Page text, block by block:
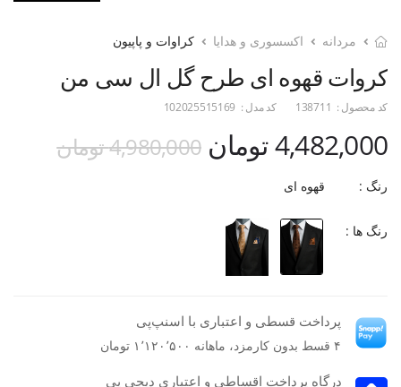
مردانه اکسسوری و هدایا کراوات و پاپیون
کروات قهوه ای طرح گل ال سی من
کد محصول : 138711 کد مدل : 102025515169
4,482,000 تومان 4,980,000 تومان
رنگ : قهوه ای
رنگ ها :
پرداخت قسطی و اعتباری با اسنپ‌پی
۴ قسط بدون کارمزد، ماهانه ۱٬۱۲۰٬۵۰۰ تومان
درگاه پرداخت اقساطی و اعتباری دیجی پی